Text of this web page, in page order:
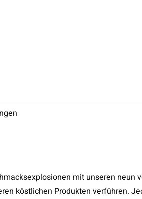
mit unseren neun
köstlichen Produkten verführen.